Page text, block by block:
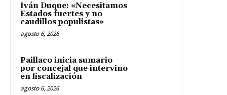
Iván Duque: «Necesitamos
Estados fuertes y no
caudillos populistas»
agosto 6, 2026
Paillaco inicia sumario
por concejal que intervino
en fiscalización
agosto 6, 2026